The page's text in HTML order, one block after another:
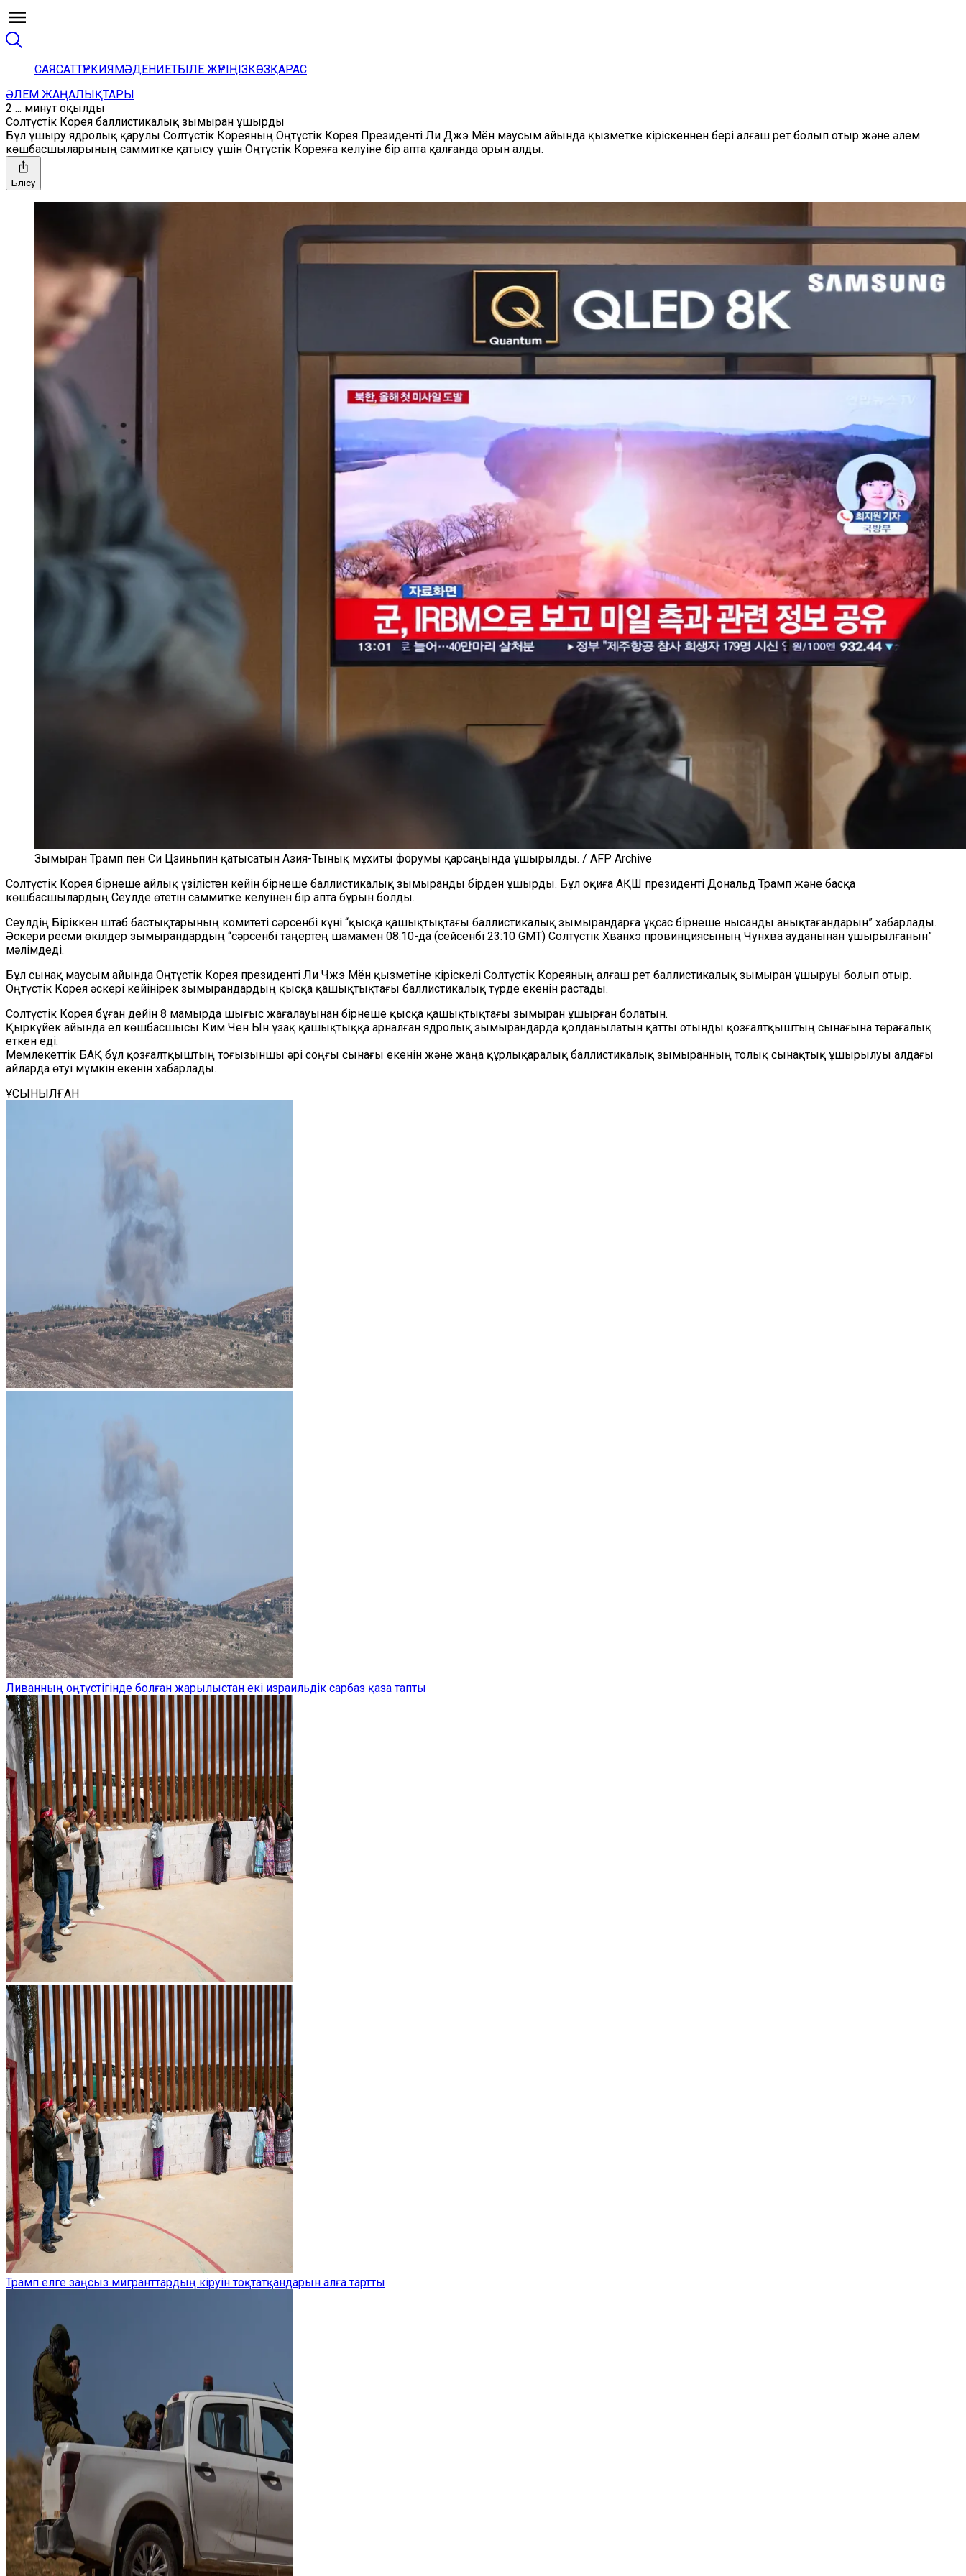
САЯСАТТҮРКИЯМӘДЕНИЕТБІЛЕ ЖҮРІҢІЗКӨЗҚАРАС
ӘЛЕМ ЖАҢАЛЫҚТАРЫ
2 ... минут оқылды
Солтүстік Корея баллистикалық зымыран ұшырды
Бұл ұшыру ядролық қарулы Солтүстік Кореяның Оңтүстік Корея Президенті Ли Джэ Мён маусым айында қызметке кіріскеннен бері алғаш рет болып отыр және әлем
көшбасшыларының саммитке қатысу үшін Оңтүстік Кореяға келуіне бір апта қалғанда орын алды.
Бөлісу
Зымыран Трамп пен Си Цзиньпин қатысатын Азия-Тынық мұхиты форумы қарсаңында ұшырылды. / AFP Archive
Солтүстік Корея бірнеше айлық үзілістен кейін бірнеше баллистикалық зымыранды бірден ұшырды. Бұл оқиға АҚШ президенті Дональд Трамп және басқа
көшбасшылардың Сеулде өтетін саммитке келуінен бір апта бұрын болды.
Сеулдің Біріккен штаб бастықтарының комитеті сәрсенбі күні “қысқа қашықтықтағы баллистикалық зымырандарға ұқсас бірнеше нысанды анықтағандарын” хабарлады.
Әскери ресми өкілдер зымырандардың “сәрсенбі таңертең шамамен 08:10-да (сейсенбі 23:10 GMT) Солтүстік Хванхэ провинциясының Чунхва ауданынан ұшырылғанын”
мәлімдеді.
Бұл сынақ маусым айында Оңтүстік Корея президенті Ли Чжэ Мён қызметіне кіріскелі Солтүстік Кореяның алғаш рет баллистикалық зымыран ұшыруы болып отыр.
Оңтүстік Корея әскері кейінірек зымырандардың қысқа қашықтықтағы баллистикалық түрде екенін растады.
Солтүстік Корея бұған дейін 8 мамырда шығыс жағалауынан бірнеше қысқа қашықтықтағы зымыран ұшырған болатын.
Қыркүйек айында ел көшбасшысы Ким Чен Ын ұзақ қашықтыққа арналған ядролық зымырандарда қолданылатын қатты отынды қозғалтқыштың сынағына төрағалық
еткен еді.
Мемлекеттік БАҚ бұл қозғалтқыштың тоғызыншы әрі соңғы сынағы екенін және жаңа құрлықаралық баллистикалық зымыранның толық сынақтық ұшырылуы алдағы
айларда өтуі мүмкін екенін хабарлады.
ҰСЫНЫЛҒАН
Ливанның оңтүстігінде болған жарылыстан екі израильдік сарбаз қаза тапты
Трамп елге заңсыз мигранттардың кіруін тоқтатқандарын алға тартты